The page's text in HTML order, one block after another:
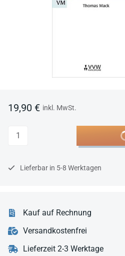
19,90 € inkl. MwSt.
Anzahl In
Lieferbar in 5-8 Werktagen
Kauf auf Rechnung
Versandkostenfrei
Lieferzeit 2-3 Werktage